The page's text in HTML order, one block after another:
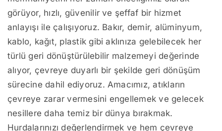
görüyor, hızlı, güvenilir ve şeffaf bir hizmet
anlayışı ile çalışıyoruz. Bakır, demir, alüminyum,
kablo, kağıt, plastik gibi aklınıza gelebilecek her
türlü geri dönüştürülebilir malzemeyi değerinde
alıyor, çevreye duyarlı bir şekilde geri dönüşüm
sürecine dahil ediyoruz. Amacımız, atıkların
çevreye zarar vermesini engellemek ve gelecek
nesillere daha temiz bir dünya bırakmak.
Hurdalarınızı değerlendirmek ve hem çevreye